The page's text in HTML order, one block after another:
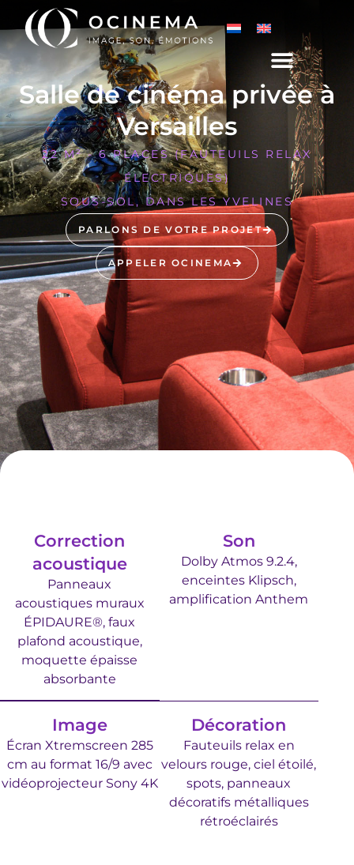
Salle de cinéma privée à
Versailles
22 M² - 6 PLACES (FAUTEUILS RELAX
ÉLECTRIQUES)
SOUS-SOL, DANS LES YVELINES
PARLONS DE VOTRE PROJET
APPELER OCINEMA
Correction
acoustique
Panneaux
acoustiques muraux
ÉPIDAURE®, faux
plafond acoustique,
moquette épaisse
absorbante
Son
Dolby Atmos 9.2.4,
enceintes Klipsch,
amplification Anthem
Image
Écran Xtremscreen 285
cm au format 16/9 avec
vidéoprojecteur Sony 4K
Décoration
Fauteuils relax en
velours rouge, ciel étoilé,
spots, panneaux
décoratifs métalliques
rétroéclairés